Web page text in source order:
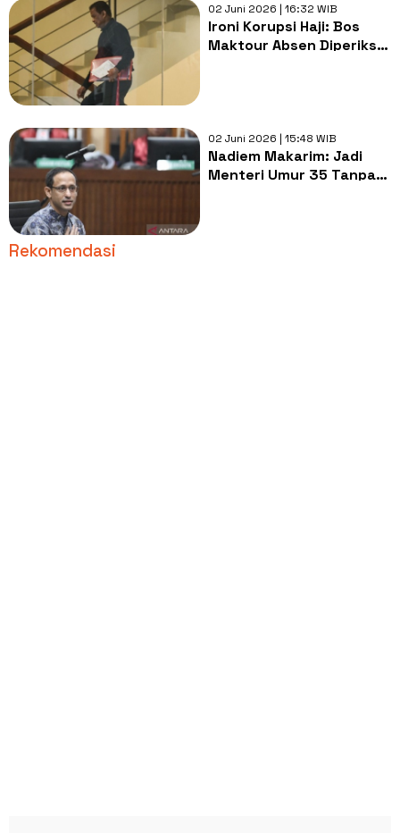
02 Juni 2026 | 16:32 WIB
Ironi Korupsi Haji: Bos
Maktour Absen Diperiksa
02 Juni 2026 | 15:48 WIB
Nadiem Makarim: Jadi
Menteri Umur 35 Tanpa
Rekomendasi